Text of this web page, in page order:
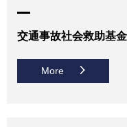
交通事故社会救助基
More